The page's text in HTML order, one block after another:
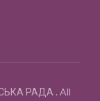
РАДА . All